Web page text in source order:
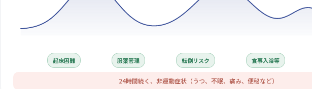
起床困難 服薬管理 転倒リスク 食事入浴等
24時間続く、非運動症状（うつ、不眠、痛み、便秘など）